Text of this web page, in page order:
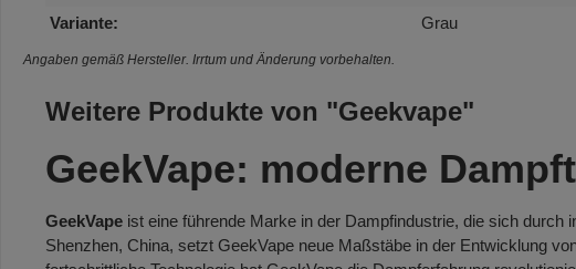
Variante:
Grau
Angaben gemäß Hersteller. Irrtum und Änderung vorbehalten.
Weitere Produkte von "Geekvape"
GeekVape: moderne
GeekVape ist eine führende Marke in der Dampfindustrie, die sich
Shenzhen, China, setzt GeekVape neue Maßstäbe in der Entwicklung